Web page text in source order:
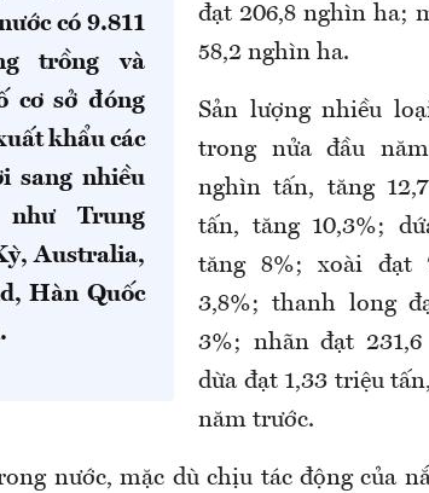
có 9.811
trồng và
cơ sở đóng
khẩu các
sang nhiều
Trung
Australia,
Hàn Quốc
đạt 206,8 nghìn ha;
58,2 nghìn ha.
Sản lượng nhiều
trong nửa đầu
nghìn tấn, tăng
tấn, tăng 10,3%;
tăng 8%; xoài đạt
3,8%; thanh long
3%; nhãn đạt
dừa đạt 1,33 triệu
năm trước.
nước, mặc dù chịu tác động của